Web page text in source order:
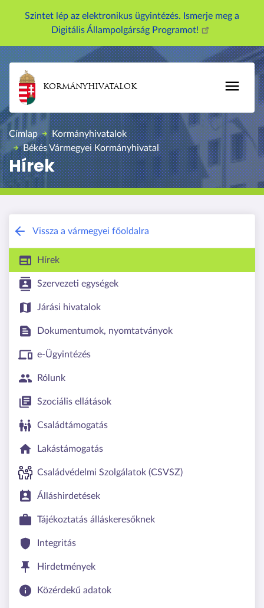
á
a
a
r
t
a
l
o
r
a
Szintet lép az elektronikus ügyintézés. Ismerje meg a
Digitális Állampolgárság Programot!
KORMÁNYHIVATALOK
Címlap
Kormányhivatalok
Békés Vármegyei Kormányhivatal
Hírek
Békés Vármegyei Kormányhivatal
Vissza a vármegyei főoldalra
Hírek
Szervezeti egységek
Járási hivatalok
Dokumentumok, nyomtatványok
e-Ügyintézés
Rólunk
Szociális ellátások
Családtámogatás
Lakástámogatás
Családvédelmi Szolgálatok (CSVSZ)
Álláshirdetések
Tájékoztatás álláskeresőknek
Integritás
Hirdetmények
Közérdekű adatok